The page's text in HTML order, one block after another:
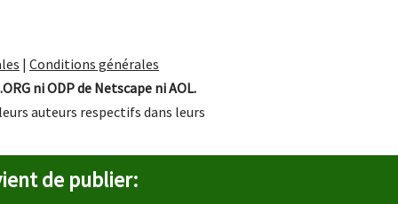
| Conditions générales
ni ODP de Netscape ni AOL.
auteurs respectifs dans leurs
de publier: